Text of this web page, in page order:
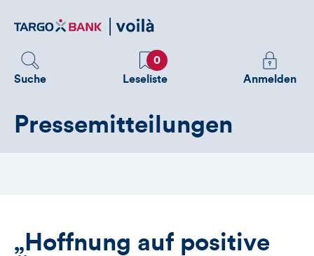
zum
Suche
Favoriten
0
Leseliste
Melden
Sie
Anmelden
Pressemitteilungen
„Hoffnung auf positive